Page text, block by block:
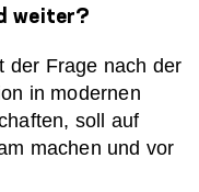
weiter?
der Frage nach der
in modernen
soll auf
machen und vor